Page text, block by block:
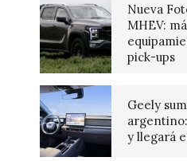
Nueva
MHEV:
pick-ups
Geely
y llegará